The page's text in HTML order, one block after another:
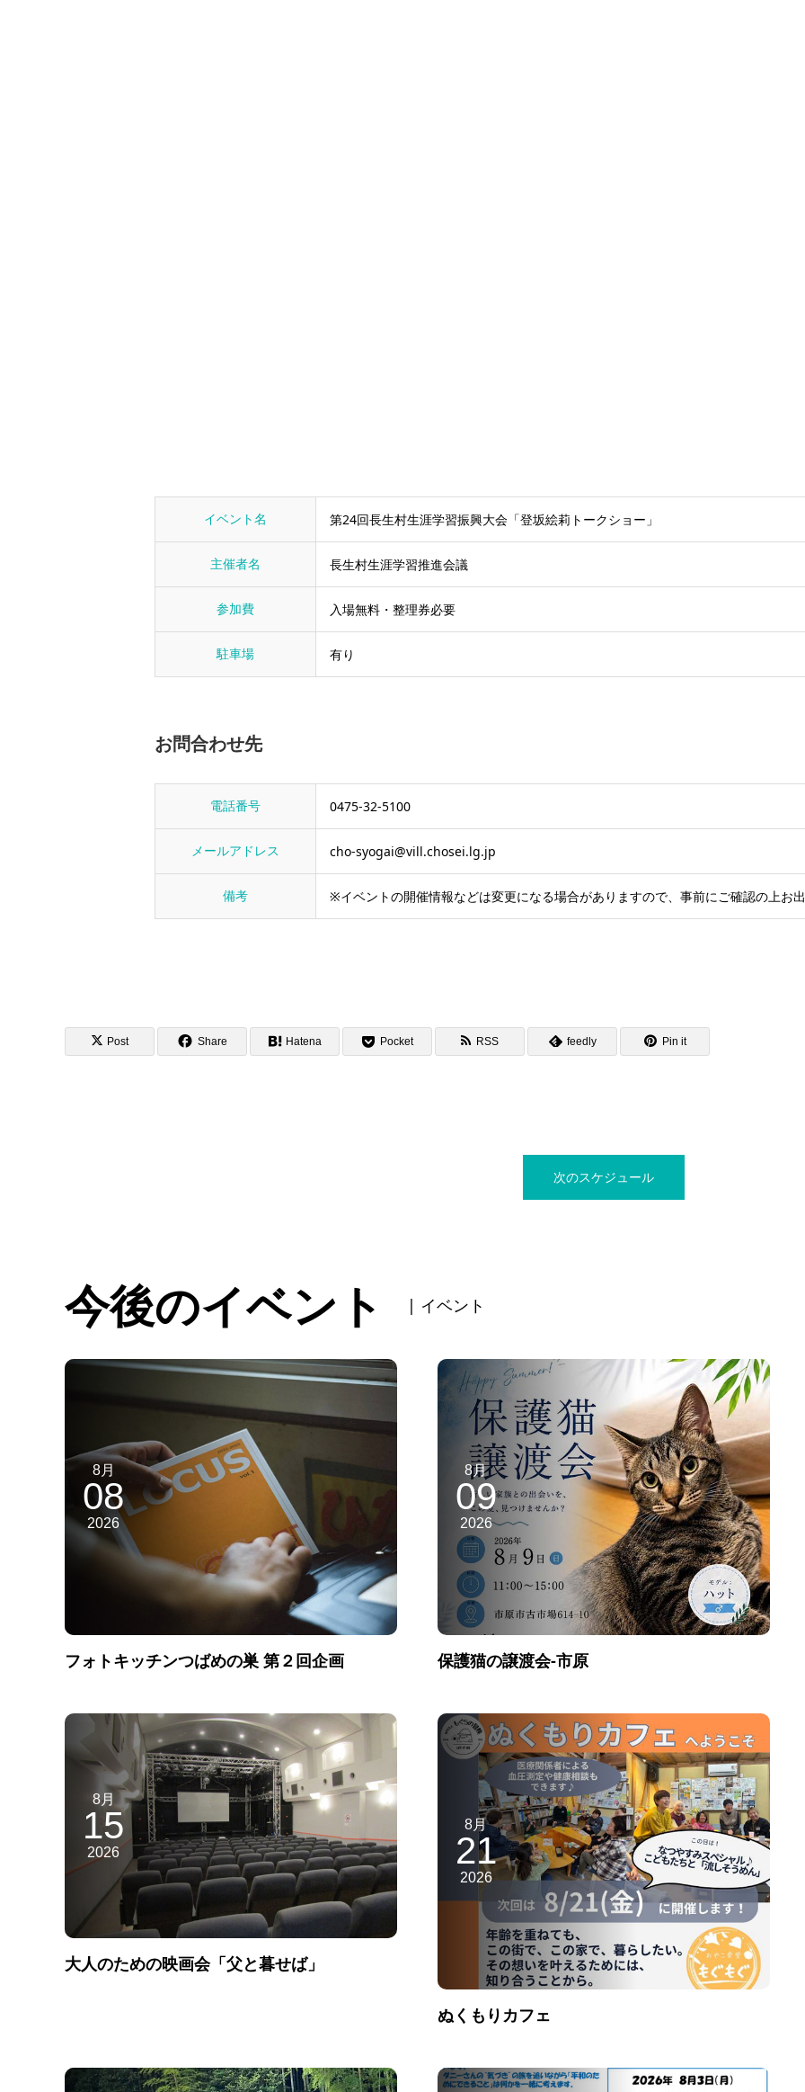
イベント名 第24回長生村生涯学習振興大会「登坂絵莉トークショー」
主催者名 長生村生涯学習推進会議
参加費 入場無料・整理券必要
駐車場 有り
お問合わせ先
電話番号 0475-32-5100
メールアドレス cho-syogai@vill.chosei.lg.jp
備考 ※イベントの開催情報などは変更になる場合がありますので、事前にご確認の上お出
Post Share Hatena Pocket RSS feedly Pin it
次のスケジュール
今後のイベント | イベント
8月
08
2026
フォトキッチンつばめの巣 第２回企画
8月
09
2026
保護猫の譲渡会-市原
8月
15
2026
大人のための映画会「父と暮せば」
8月
21
2026
ぬくもりカフェ